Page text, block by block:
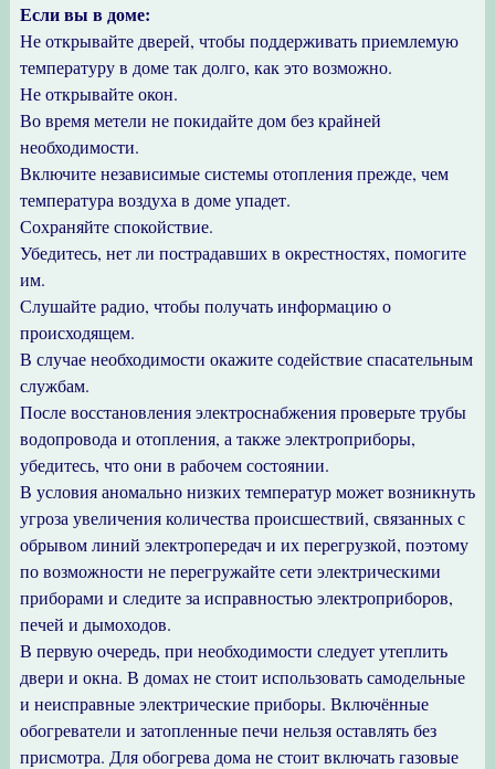
Если вы в доме:
Не открывайте дверей, чтобы поддерживать приемлемую
температуру в доме так долго, как это возможно.
Не открывайте окон.
Во время метели не покидайте дом без крайней
необходимости.
Включите независимые системы отопления прежде, чем
температура воздуха в доме упадет.
Сохраняйте спокойствие.
Убедитесь, нет ли пострадавших в окрестностях, помогите
им.
Слушайте радио, чтобы получать информацию о
происходящем.
В случае необходимости окажите содействие спасательным
службам.
После восстановления электроснабжения проверьте трубы
водопровода и отопления, а также электроприборы,
убедитесь, что они в рабочем состоянии.
В условия аномально низких температур может возникнуть
угроза увеличения количества происшествий, связанных с
обрывом линий электропередач и их перегрузкой, поэтому
по возможности не перегружайте сети электрическими
приборами и следите за исправностью электроприборов,
печей и дымоходов.
В первую очередь, при необходимости следует утеплить
двери и окна. В домах не стоит использовать самодельные
и неисправные электрические приборы. Включённые
обогреватели и затопленные печи нельзя оставлять без
присмотра. Для обогрева дома не стоит включать газовые